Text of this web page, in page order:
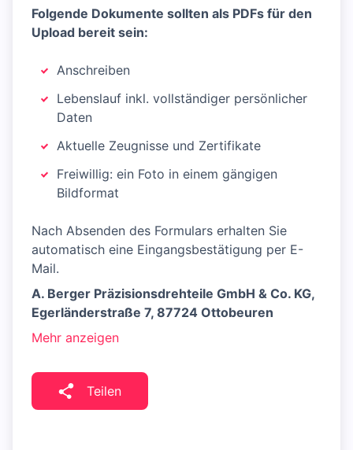
Folgende Dokumente sollten als PDFs für den
Upload bereit sein:
Anschreiben
Lebenslauf inkl. vollständiger persönlicher
Daten
Aktuelle Zeugnisse und Zertifikate
Freiwillig: ein Foto in einem gängigen
Bildformat
Nach Absenden des Formulars erhalten Sie
automatisch eine Eingangsbestätigung per E-
Mail.
A. Berger Präzisionsdrehteile GmbH & Co. KG,
Egerländerstraße 7, 87724 Ottobeuren
Mehr anzeigen
Teilen